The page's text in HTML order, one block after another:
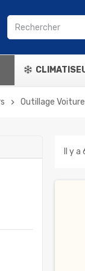
chevron_right Outillage Voiture
Il y